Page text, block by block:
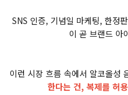
SNS 인증, 기념일 마케팅, 한정
이 곧 브랜드 아
이런 시장 흐름 속에서 알코올성
한다는 건, 복제를 허